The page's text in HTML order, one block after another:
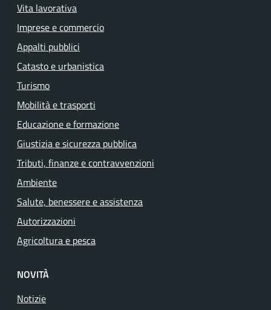
Vita lavorativa
Imprese e commercio
Appalti pubblici
Catasto e urbanistica
Turismo
Mobilità e trasporti
Educazione e formazione
Giustizia e sicurezza pubblica
Tributi, finanze e contravvenzioni
Ambiente
Salute, benessere e assistenza
Autorizzazioni
Agricoltura e pesca
NOVITÀ
Notizie